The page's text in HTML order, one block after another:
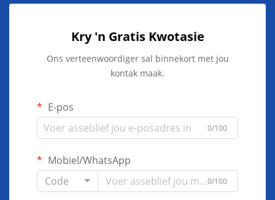
Kry 'n Gratis Kwotasie
Ons verteenwoordiger sal binnekort met jou
kontak maak.
E-pos
0/100
Mobiel/WhatsApp
Code
0/100